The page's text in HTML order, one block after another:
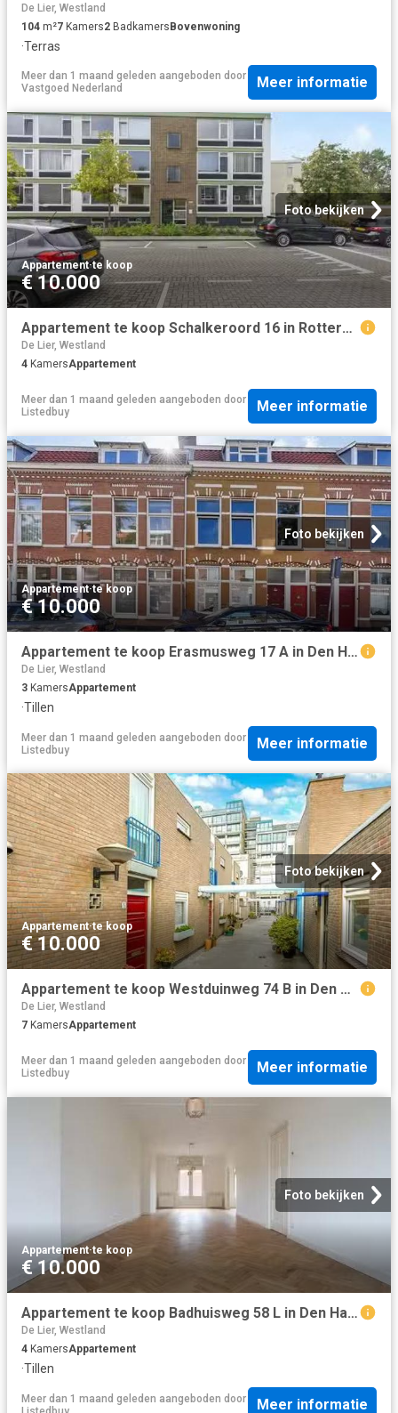
De Lier, Westland
104 m²7 Kamers2 BadkamersBovenwoning
·Terras
Meer dan 1 maand geleden aangeboden door
Vastgoed Nederland
Meer informatie
Foto bekijken
Appartement·te koop
€ 10.000
Appartement te koop Schalkeroord 16 in Rotterdam voor € 235.000
De Lier, Westland
4 KamersAppartement
Meer dan 1 maand geleden aangeboden door
Listedbuy
Meer informatie
Foto bekijken
Appartement·te koop
€ 10.000
Appartement te koop Erasmusweg 17 A in Den Haag voor € 365.000
De Lier, Westland
3 KamersAppartement
·Tillen
Meer dan 1 maand geleden aangeboden door
Listedbuy
Meer informatie
Foto bekijken
Appartement·te koop
€ 10.000
Appartement te koop Westduinweg 74 B in Den Haag voor € 535.000
De Lier, Westland
7 KamersAppartement
Meer dan 1 maand geleden aangeboden door
Listedbuy
Meer informatie
Foto bekijken
Appartement·te koop
€ 10.000
Appartement te koop Badhuisweg 58 L in Den Haag voor € 585.000
De Lier, Westland
4 KamersAppartement
·Tillen
Meer dan 1 maand geleden aangeboden door
Meer informatie